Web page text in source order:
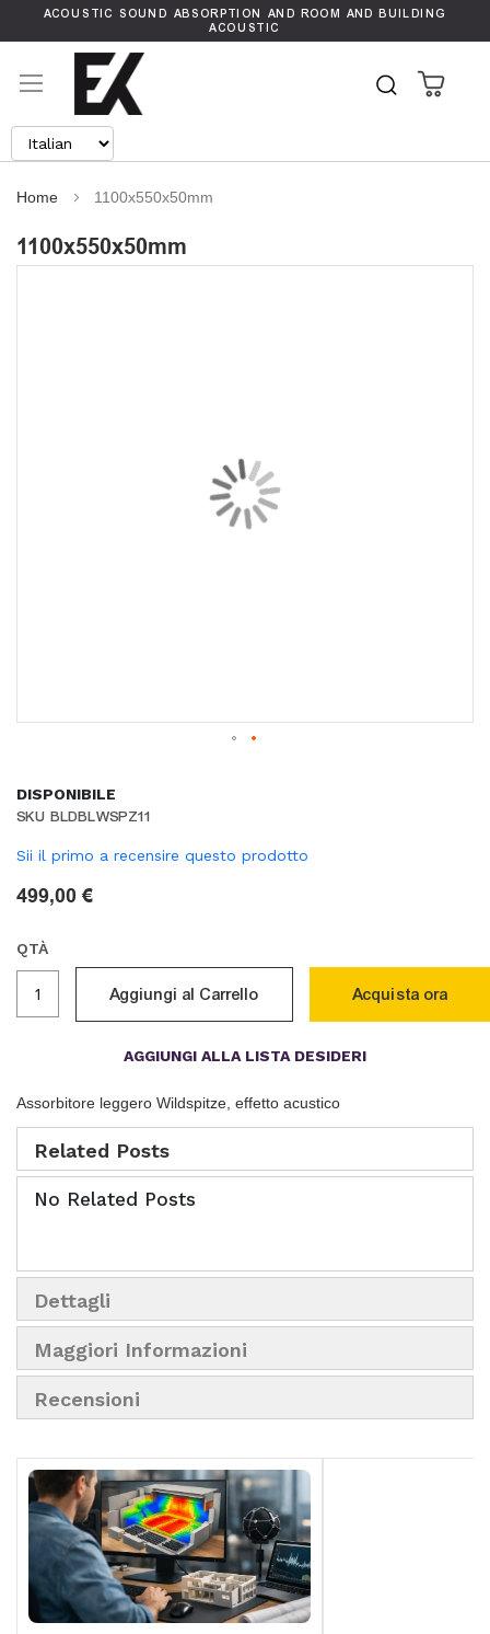
ACOUSTIC SOUND ABSORPTION AND ROOM AND BUILDING
ACOUSTIC
Search
Home 1100x550x50mm
1100x550x50mm
DISPONIBILE
SKU BLDBLWSPZ11
Sii il primo a recensire questo prodotto
499,00 €
QTÀ
Aggiungi al Carrello Acquista ora
AGGIUNGI ALLA LISTA DESIDERI
Assorbitore leggero Wildspitze, effetto acustico
Related Posts
No Related Posts
Dettagli
Maggiori Informazioni
Recensioni